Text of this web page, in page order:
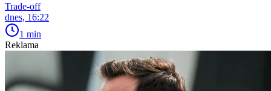
Trade-off
dnes, 16:22
1 min
Reklama